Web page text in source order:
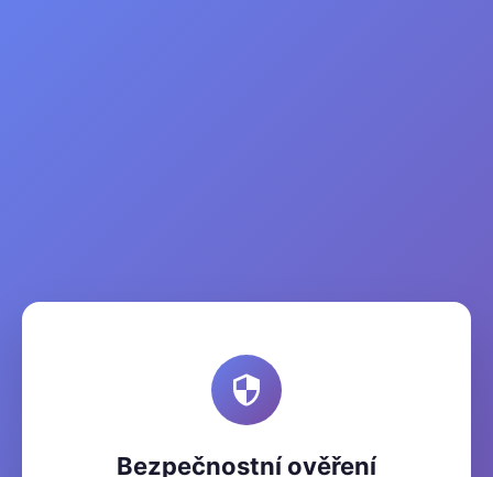
Bezpečnostní ověření